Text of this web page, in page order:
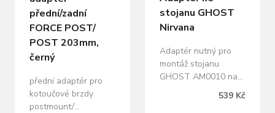
přední/zadní
FORCE POST/
POST 203mm,
černý
přední adaptér pro
kotoučové brzdy
postmount/
stojanu GHOST
Nirvana
Adaptér nutný pro
montáž stojanu
GHOST AM0010 na
Nirvana Tour a Trail.
539 Kč